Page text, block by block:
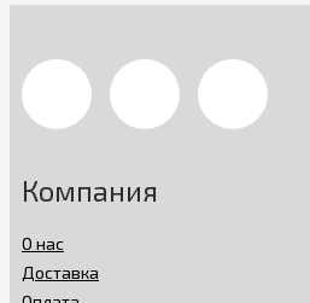
Компания
О нас
Доставка